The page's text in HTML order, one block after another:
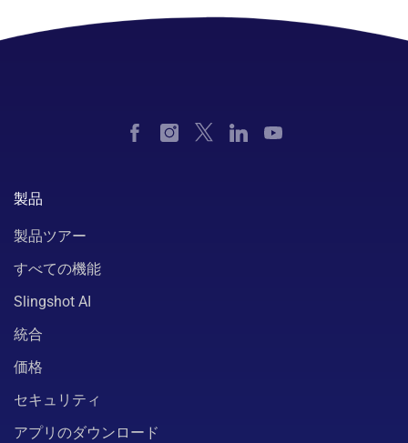
製品
製品ツアー
すべての機能
Slingshot AI
統合
価格
セキュリティ
アプリのダウンロード